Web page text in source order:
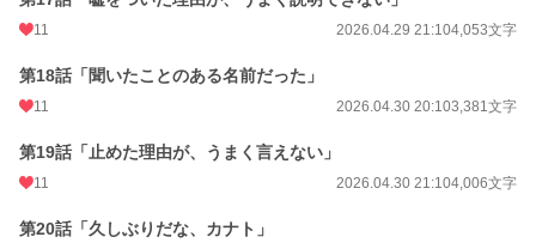
11 2026.04.29 21:104,053文字
第18話「聞いたことのある名前だった」
11 2026.04.30 20:103,381文字
第19話「止めた理由が、うまく言えない」
11 2026.04.30 21:104,006文字
第20話「久しぶりだな、カナト」